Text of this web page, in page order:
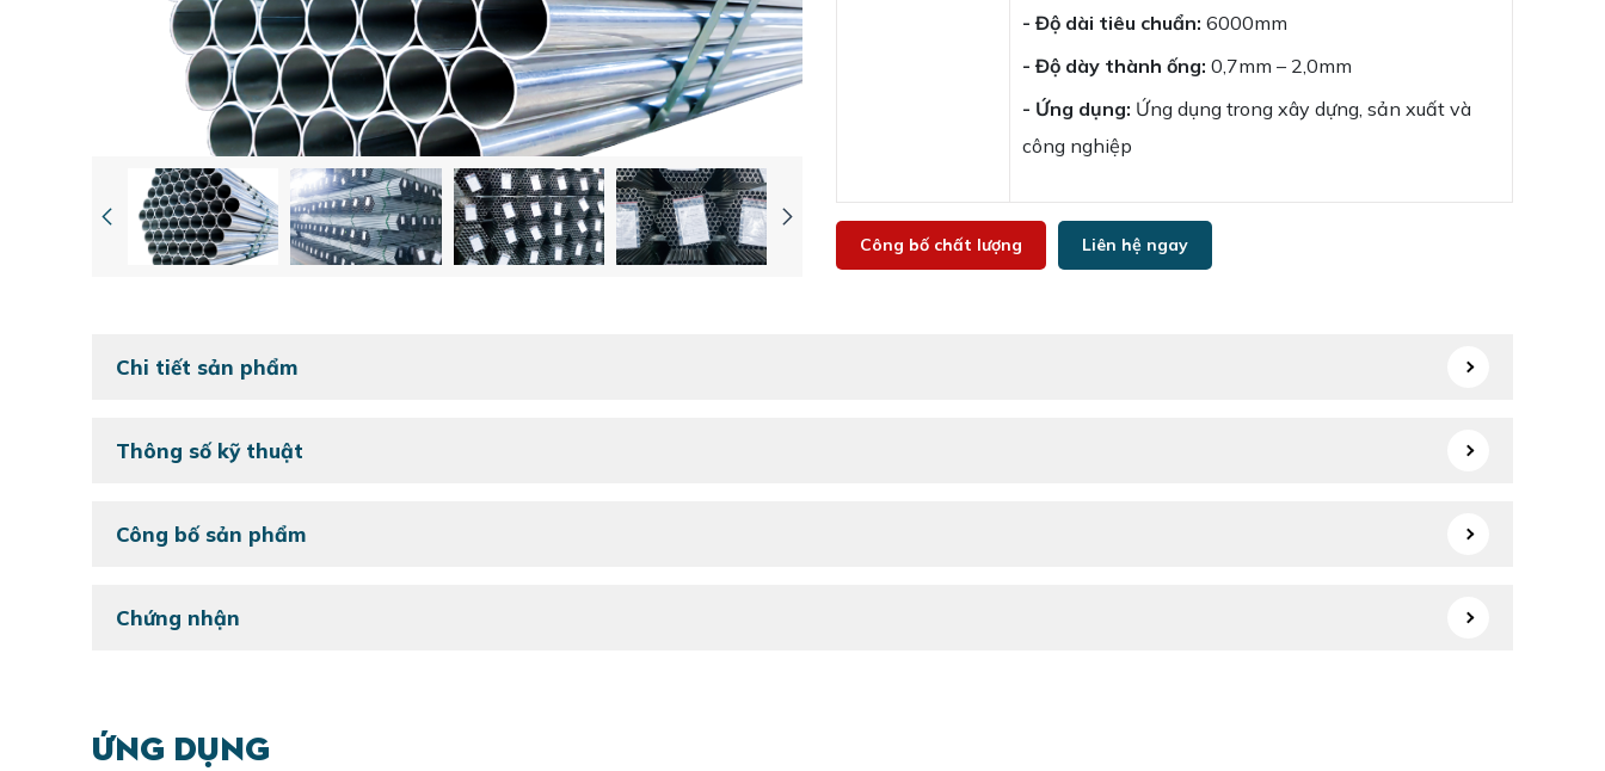
- Độ dài tiêu chuẩn: 6000mm
- Độ dày thành ống:0,7mm – 2,0mm
- Ứng dụng: Ứng dụng trong xây dựng, sản xuất và
công nghiệp
Công bố chất lượng Liên hệ ngay
Chi tiết sản phẩm
Thông số kỹ thuật
Công bố sản phẩm
Chứng nhận
Ứng dụng